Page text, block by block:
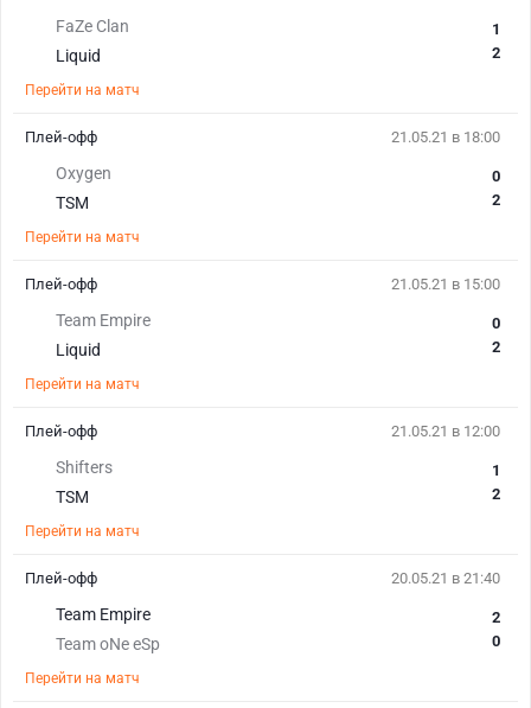
FaZe Clan
Liquid
1
2
Перейти на матч
21.05.21 в 18:00
Oxygen
TSM
0
2
Перейти на матч
Плей-офф
21.05.21 в 15:00
Team Empire
Liquid
0
2
Перейти на матч
Плей-офф
21.05.21 в 12:00
Shifters
TSM
1
2
Перейти на матч
Плей-офф
20.05.21 в 21:40
Team Empire
Team oNe eSp
2
0
Перейти на матч
Плей-офф